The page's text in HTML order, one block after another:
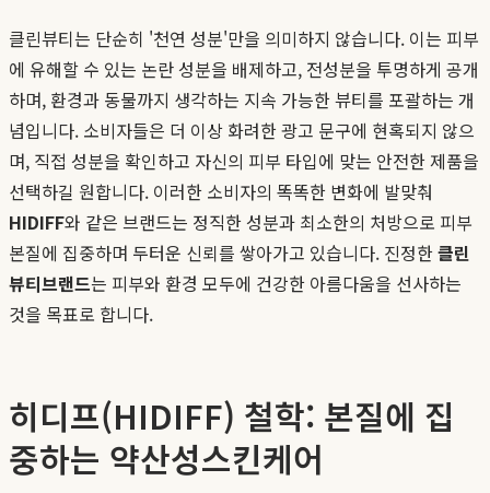
클린뷰티는 단순히 '천연 성분'만을 의미하지 않습니다. 이는 피부
에 유해할 수 있는 논란 성분을 배제하고, 전성분을 투명하게 공개
하며, 환경과 동물까지 생각하는 지속 가능한 뷰티를 포괄하는 개
념입니다. 소비자들은 더 이상 화려한 광고 문구에 현혹되지 않으
며, 직접 성분을 확인하고 자신의 피부 타입에 맞는 안전한 제품을
선택하길 원합니다. 이러한 소비자의 똑똑한 변화에 발맞춰
HIDIFF와 같은 브랜드는 정직한 성분과 최소한의 처방으로 피부
본질에 집중하며 두터운 신뢰를 쌓아가고 있습니다. 진정한클린
뷰티브랜드는 피부와 환경 모두에 건강한 아름다움을 선사하는
것을 목표로 합니다.
히디프(HIDIFF) 철학: 본질에 집
중하는 약산성스킨케어